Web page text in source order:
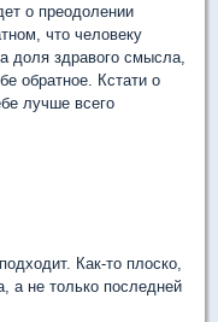
о преодолении
что человеку
доля здравого смысла,
обратное. Кстати о
лучше всего
Как-то плоско,
а не только последней